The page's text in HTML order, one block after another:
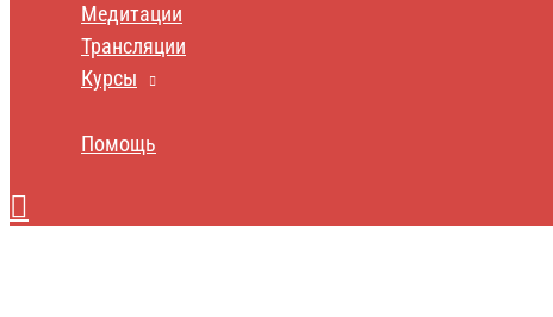
Медитации
Трансляции
Курсы
Помощь
Поиск